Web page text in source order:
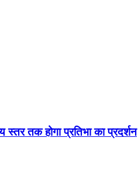
तक होगा प्रतिभा का प्रदर्शन